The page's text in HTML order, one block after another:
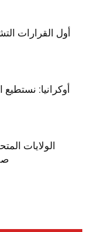
أول القرارات
أوكرانيا:
الولايات